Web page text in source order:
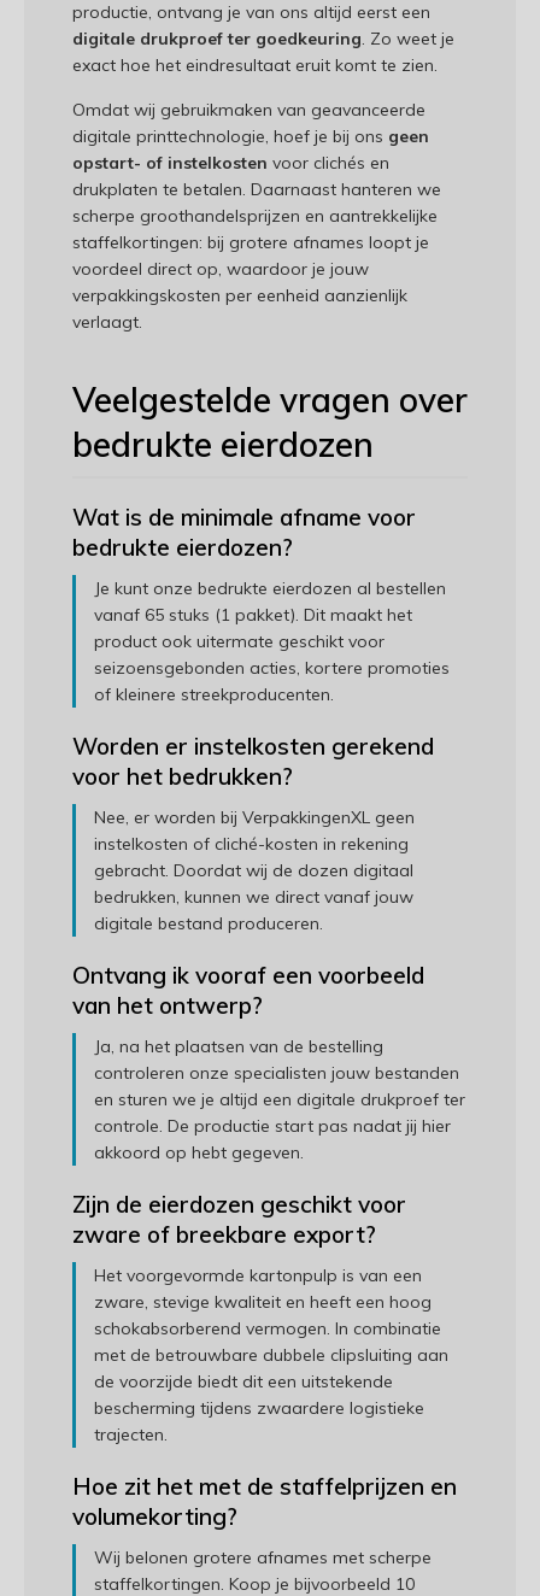
productie, ontvang je van ons altijd eerst een
digitale drukproef ter goedkeuring. Zo weet je
exact hoe het eindresultaat eruit komt te zien.
Omdat wij gebruikmaken van geavanceerde
digitale printtechnologie, hoef je bij ons geen
opstart- of instelkosten voor clichés en
drukplaten te betalen. Daarnaast hanteren we
scherpe groothandelsprijzen en aantrekkelijke
staffelkortingen: bij grotere afnames loopt je
voordeel direct op, waardoor je jouw
verpakkingskosten per eenheid aanzienlijk
verlaagt.
Veelgestelde vragen over
bedrukte eierdozen
Wat is de minimale afname voor
bedrukte eierdozen?
Je kunt onze bedrukte eierdozen al bestellen
vanaf 65 stuks (1 pakket). Dit maakt het
product ook uitermate geschikt voor
seizoensgebonden acties, kortere promoties
of kleinere streekproducenten.
Worden er instelkosten gerekend
voor het bedrukken?
Nee, er worden bij VerpakkingenXL geen
instelkosten of cliché-kosten in rekening
gebracht. Doordat wij de dozen digitaal
bedrukken, kunnen we direct vanaf jouw
digitale bestand produceren.
Ontvang ik vooraf een voorbeeld
van het ontwerp?
Ja, na het plaatsen van de bestelling
controleren onze specialisten jouw bestanden
en sturen we je altijd een digitale drukproef ter
controle. De productie start pas nadat jij hier
akkoord op hebt gegeven.
Zijn de eierdozen geschikt voor
zware of breekbare export?
Het voorgevormde kartonpulp is van een
zware, stevige kwaliteit en heeft een hoog
schokabsorberend vermogen. In combinatie
met de betrouwbare dubbele clipsluiting aan
de voorzijde biedt dit een uitstekende
bescherming tijdens zwaardere logistieke
trajecten.
Hoe zit het met de staffelprijzen en
volumekorting?
Wij belonen grotere afnames met scherpe
staffelkortingen. Koop je bijvoorbeeld 10